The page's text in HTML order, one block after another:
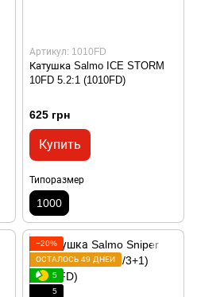
Артикул: 1010FD
Катушка Salmo ICE STORM
10FD 5.2:1 (1010FD)
625 грн
Купить
Типоразмер
1000
−20%
ОСТАЛОСЬ 49 ДНЕЙ
5
5